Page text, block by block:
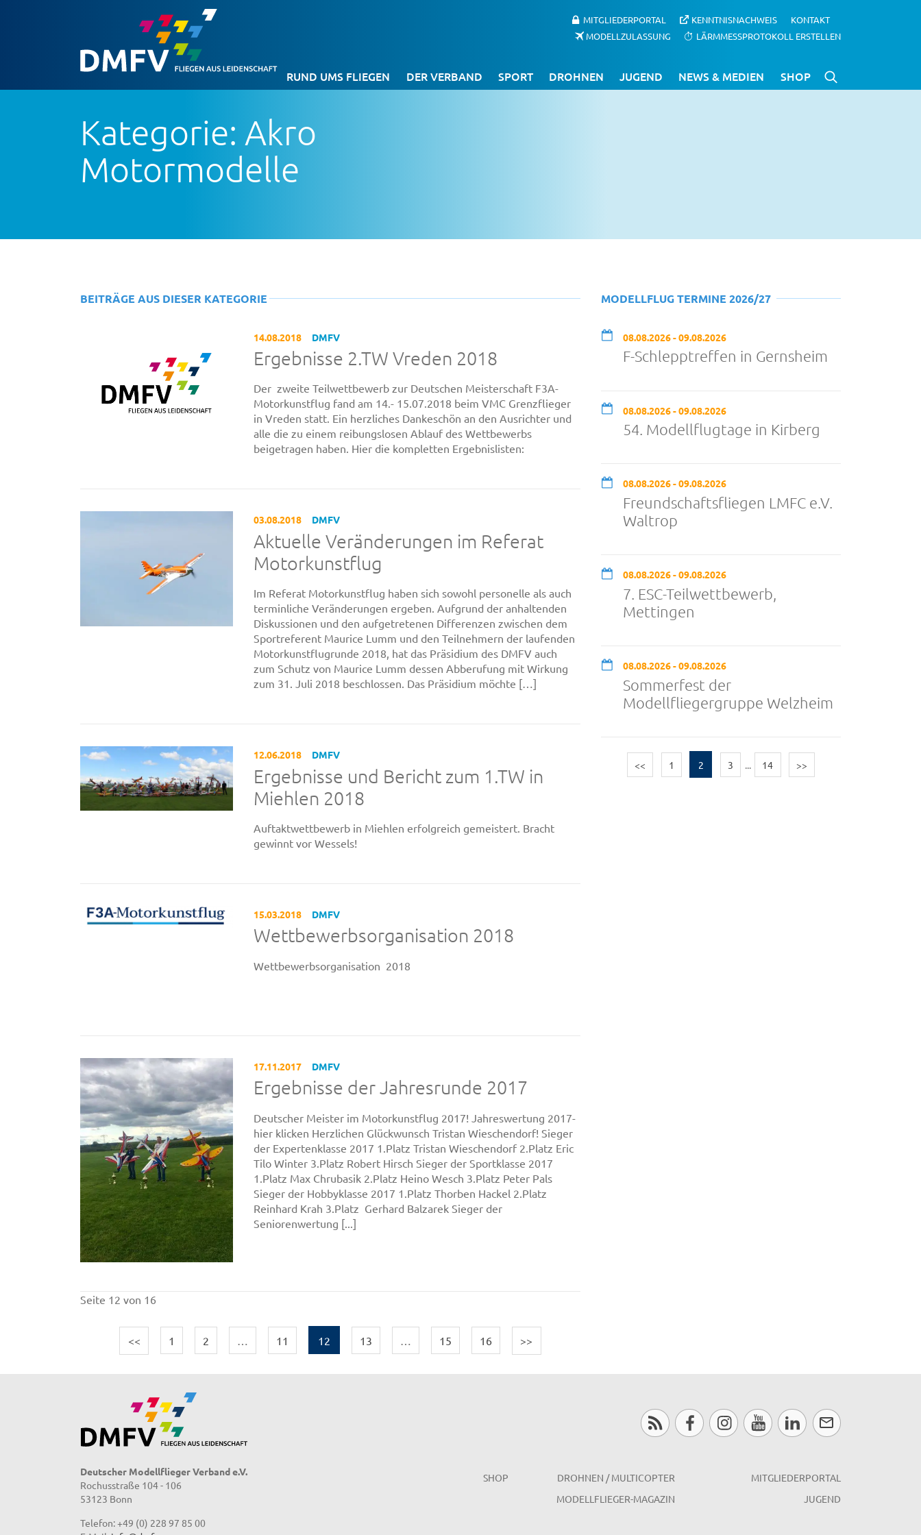
MITGLIEDERPORTAL KENNTNISNACHWEIS
KONTAKT
MODELLZULASSUNG
LÄRMMESSPROTOKOLL ERSTELLEN
RUND UMS FLIEGEN DER VERBAND SPORT DROHNEN JUGEND NEWS & MEDIEN SHOP
Kategorie: Akro
Motormodelle
BEITRÄGE AUS DIESER KATEGORIE
14.08.2018 DMFV
Ergebnisse 2.TW Vreden 2018
Der zweite Teilwettbewerb zur Deutschen Meisterschaft F3A-
Motorkunstflug fand am 14.- 15.07.2018 beim VMC Grenzflieger
in Vreden statt. Ein herzliches Dankeschön an den Ausrichter und
alle die zu einem reibungslosen Ablauf des Wettbewerbs
beigetragen haben. Hier die kompletten Ergebnislisten:
03.08.2018 DMFV
Aktuelle Veränderungen im Referat
Motorkunstflug
Im Referat Motorkunstflug haben sich sowohl personelle als auch
terminliche Veränderungen ergeben. Aufgrund der anhaltenden
Diskussionen und den aufgetretenen Differenzen zwischen dem
Sportreferent Maurice Lumm und den Teilnehmern der laufenden
Motorkunstflugrunde 2018, hat das Präsidium des DMFV auch
zum Schutz von Maurice Lumm dessen Abberufung mit Wirkung
zum 31. Juli 2018 beschlossen. Das Präsidium möchte […]
12.06.2018 DMFV
Ergebnisse und Bericht zum 1.TW in
Miehlen 2018
Auftaktwettbewerb in Miehlen erfolgreich gemeistert. Bracht
gewinnt vor Wessels!
15.03.2018 DMFV
Wettbewerbsorganisation 2018
Wettbewerbsorganisation 2018
17.11.2017 DMFV
Ergebnisse der Jahresrunde 2017
Deutscher Meister im Motorkunstflug 2017! Jahreswertung 2017-
hier klicken Herzlichen Glückwunsch Tristan Wieschendorf! Sieger
der Expertenklasse 2017 1.Platz Tristan Wieschendorf 2.Platz Eric
Tilo Winter 3.Platz Robert Hirsch Sieger der Sportklasse 2017
1.Platz Max Chrubasik 2.Platz Heino Wesch 3.Platz Peter Pals
Sieger der Hobbyklasse 2017 1.Platz Thorben Hackel 2.Platz
Reinhard Krah 3.Platz Gerhard Balzarek Sieger der
Seniorenwertung [...]
Seite 12 von 16
<< 1 2 11 12 13 15 16 >>
MODELLFLUG TERMINE 2026/27
08.08.2026 - 09.08.2026
F-Schlepptreffen in Gernsheim
08.08.2026 - 09.08.2026
54. Modellflugtage in Kirberg
08.08.2026 - 09.08.2026
Freundschaftsfliegen LMFC e.V.
Waltrop
08.08.2026 - 09.08.2026
7. ESC-Teilwettbewerb,
Mettingen
08.08.2026 - 09.08.2026
Sommerfest der
Modellfliegergruppe Welzheim
<< 1 2 3 ... 14 >>
Deutscher Modellflieger Verband e.V.
Rochusstraße 104 - 106
53123 Bonn
Telefon: +49 (0) 228 97 85 00
SHOP
DROHNEN / MULTICOPTER
MODELLFLIEGER-MAGAZIN
MITGLIEDERPORTAL
JUGEND